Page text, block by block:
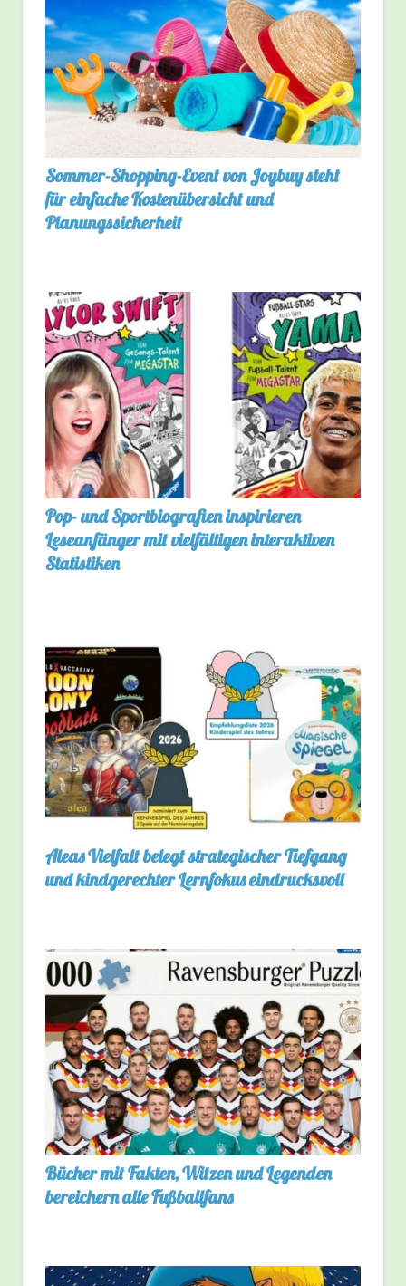
Sommer-Shopping-Event von Joybuy steht
für einfache Kostenübersicht und
Planungssicherheit
Pop- und Sportbiografien inspirieren
Leseanfänger mit vielfältigen interaktiven
Statistiken
Aleas Vielfalt belegt strategischer Tiefgang
und kindgerechter Lernfokus eindrucksvoll
Bücher mit Fakten, Witzen und Legenden
bereichern alle Fußballfans